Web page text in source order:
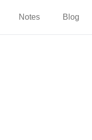
Notes Blog